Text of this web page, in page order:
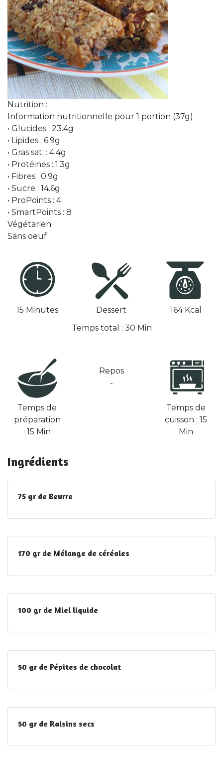
Nutrition :
Information nutritionnelle pour 1 portion (37g)
• Glucides : 23.4g
• Lipides : 6.9g
• Gras sat. : 4.4g
• Protéines : 1.3g
• Fibres : 0.9g
• Sucre : 14.6g
• ProPoints : 4
• SmartPoints : 8
Végétarien
Sans oeuf
15 Minutes Dessert
164 Kcal
Temps total : 30 Min
Temps de
préparation
: 15 Min
Repos
-
Temps de
cuisson : 15
Min
Ingrédients
75 gr de Beurre
170 gr de Mélange de céréales
100 gr de Miel liquide
50 gr de Pépites de chocolat
50 gr de Raisins secs